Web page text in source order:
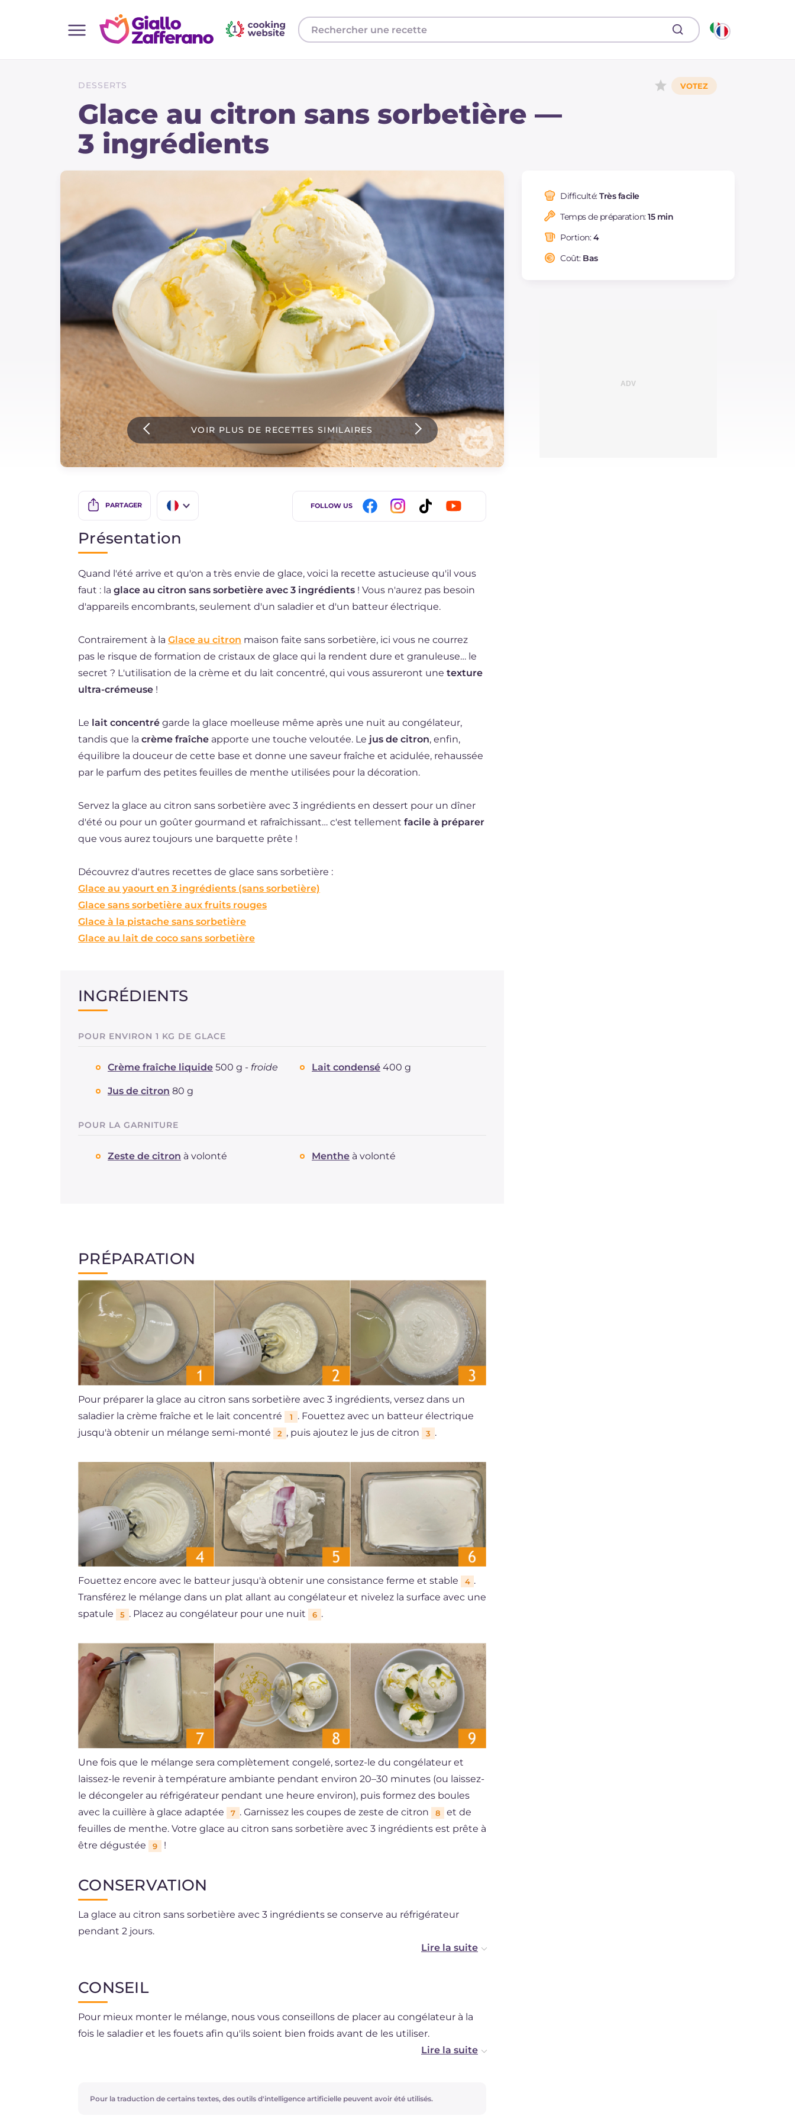
Toutes les recettes
Plats principaux
Pizzas et focaccia
Gateaux et patisserie
Dernieres recettes
Instagram
YouTube
DESSERTS
Glace au citron sans sorbetière —
3 ingrédients
VOIR PLUS DE RECETTES SIMILAIRES
PARTAGER
DE
BR
FOLLOW US
Difficulté:Très facile
Temps de préparation:15 min
Portion:4
Coût: Bas
Présentation
Quand l'été arrive et qu'on a très envie de glace, voici la recette astucieuse qu'il vous
faut : la glace au citron sans sorbetière avec 3 ingrédients ! Vous n'aurez pas besoin
d'appareils encombrants, seulement d'un saladier et d'un batteur électrique.
Contrairement à la Glace au citron maison faite sans sorbetière, ici vous ne courrez
pas le risque de formation de cristaux de glace qui la rendent dure et granuleuse… le
secret ? L'utilisation de la crème et du lait concentré, qui vous assureront une texture
ultra-crémeuse !
Le lait concentré garde la glace moelleuse même après une nuit au congélateur,
tandis que la crème fraîche apporte une touche veloutée. Le jus de citron, enfin,
équilibre la douceur de cette base et donne une saveur fraîche et acidulée, rehaussée
par le parfum des petites feuilles de menthe utilisées pour la décoration.
Servez la glace au citron sans sorbetière avec 3 ingrédients en dessert pour un dîner
d'été ou pour un goûter gourmand et rafraîchissant… c'est tellement facile à préparer
que vous aurez toujours une barquette prête !
Découvrez d'autres recettes de glace sans sorbetière :
Glace au yaourt en 3 ingrédients (sans sorbetière)
Glace sans sorbetière aux fruits rouges
Glace à la pistache sans sorbetière
Glace au lait de coco sans sorbetière
INGRÉDIENTS
POUR ENVIRON 1 KG DE GLACE
Crème fraîche liquide 500 g - froide Lait condensé 400 g
Jus de citron 80 g
POUR LA GARNITURE
Zeste de citron à volonté Menthe à volonté
PRÉPARATION
Pour préparer la glace au citron sans sorbetière avec 3 ingrédients, versez dans un
saladier la crème fraîche et le lait concentré
1
. Fouettez avec un batteur électrique
jusqu'à obtenir un mélange semi-monté
2 , puis ajoutez le jus de citron 3 .
Fouettez encore avec le batteur jusqu'à obtenir une consistance ferme et stable 4 .
Transférez le mélange dans un plat allant au congélateur et nivelez la surface avec une
spatule
5 . Placez au congélateur pour une nuit 6 .
Une fois que le mélange sera complètement congelé, sortez-le du congélateur et
laissez-le revenir à température ambiante pendant environ 20–30 minutes (ou laissez-
le décongeler au réfrigérateur pendant une heure environ), puis formez des boules
avec la cuillère à glace adaptée
7 . Garnissez les coupes de zeste de citron 8
et de
feuilles de menthe. Votre glace au citron sans sorbetière avec 3 ingrédients est prête à
être dégustée
9 !
CONSERVATION
La glace au citron sans sorbetière avec 3 ingrédients se conserve au réfrigérateur
pendant 2 jours.
CONSEIL
Pour mieux monter le mélange, nous vous conseillons de placer au congélateur à la
fois le saladier et les fouets afin qu'ils soient bien froids avant de les utiliser.
Pour les journées les plus chaudes, essayez aussi la recette duSorbet au citron sans
Pour la traduction de certains textes, des outils d'intelligence artificielle peuvent avoir été utilisés.